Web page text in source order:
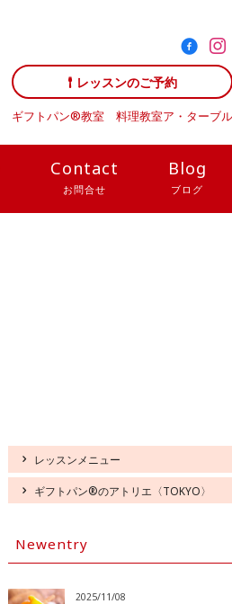
レッスンのご予約
ギフトパン®教室 料理教室ア・ターブル
Contact
お問合せ
Blog
ブログ
レッスンメニュー
ギフトパン®のアトリエ〈TOKYO〉
Newentry
2025/11/08